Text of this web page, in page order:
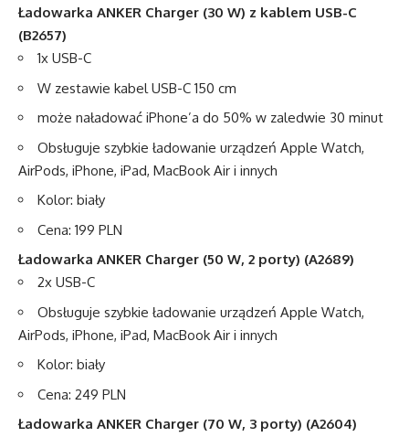
Ładowarka ANKER Charger (30 W) z kablem USB-C
(B2657)
1x USB-C
W zestawie kabel USB-C 150 cm
może naładować iPhone’a do 50% w zaledwie 30 minut
Obsługuje szybkie ładowanie urządzeń Apple Watch,
AirPods, iPhone, iPad, MacBook Air i innych
Kolor: biały
Cena: 199 PLN
Ładowarka ANKER Charger (50 W, 2 porty) (A2689)
2x USB-C
Obsługuje szybkie ładowanie urządzeń Apple Watch,
AirPods, iPhone, iPad, MacBook Air i innych
Kolor: biały
Cena: 249 PLN
Ładowarka ANKER Charger (70 W, 3 porty) (A2604)